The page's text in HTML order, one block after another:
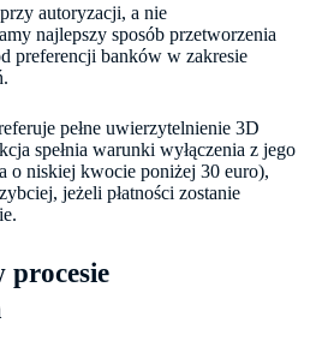
autoryzacji, a nie
najlepszy sposób przetworzenia
preferencji banków w zakresie
pełne uwierzytelnienie 3D
spełnia warunki wyłączenia z jego
o niskiej kwocie poniżej 30 euro),
jeżeli płatności zostanie
procesie